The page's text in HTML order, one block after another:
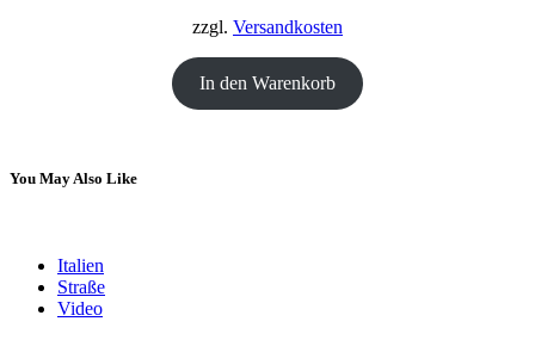
zzgl. Versandkosten
In den Warenkorb
You May Also Like
Italien
Straße
Video